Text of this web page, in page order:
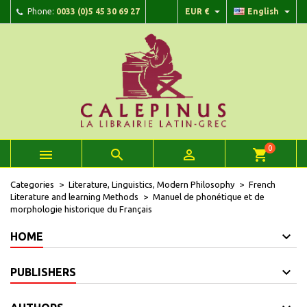
Phone: 0033 (0)5 45 30 69 27 English 
EUR € 
   shopping_cart0
Categories Literature, Linguistics, Modern Philosophy
French
Literature and learning Methods
Manuel de phonétique et de
morphologie historique du Français
HOME
PUBLISHERS
Add to wishlist ×
Create wishlist ×
Sign in ×
You need to be logged in to save products in your wishlist.
Cancel